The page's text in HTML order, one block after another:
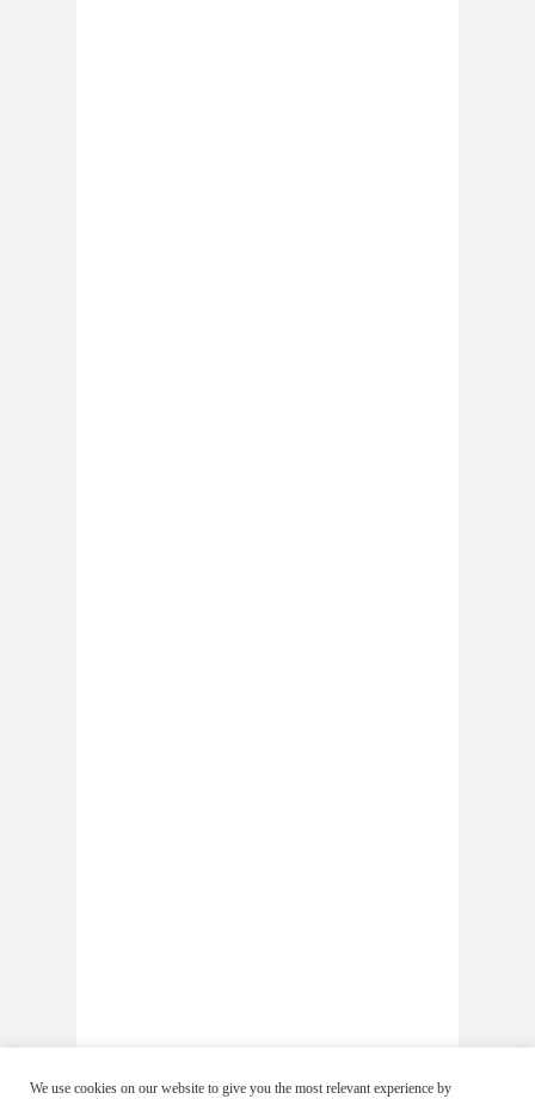
We use cookies on our website to give you the most relevant experience by